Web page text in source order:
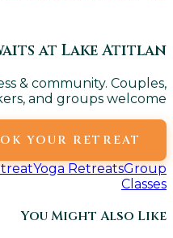
at Lake Atitlan
& community. Couples,
and groups welcome.
YOUR RETREAT
Yoga RetreatsGroup
Classes
You Might Also Like